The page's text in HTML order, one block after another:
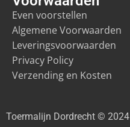
Even voorstellen
Algemene Voorwaarden
Leveringsvoorwaarden
Privacy Policy
Verzending en Kosten
Toermalijn Dordrecht © 2024